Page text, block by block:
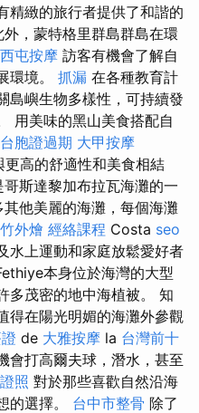
精緻的旅行者提供了和諧的
外，蒙特格里群島群島在環
屯按摩 訪客有機會了解自
環境。 抓漏 在各種教育計
島嶼生物多樣性，可持續發
用美味的黑山美食搭配自
台胞證過期 大甲按摩
高的舒適性和美食相結
斯達黎加布拉瓦海灘的一
他美麗的海灘，每個海灘
外燴 經絡課程 Costa seo
水上運動和家庭放鬆愛好者
本身位於海灣的大型
多茂密的地中海植被。 知
得在陽光明媚的海灘外參觀
de 大雅按摩 la 台灣前十
會打高爾夫球，潛水，甚至
照 對於那些喜歡自然沿海
的選擇。 台中市整骨 除了